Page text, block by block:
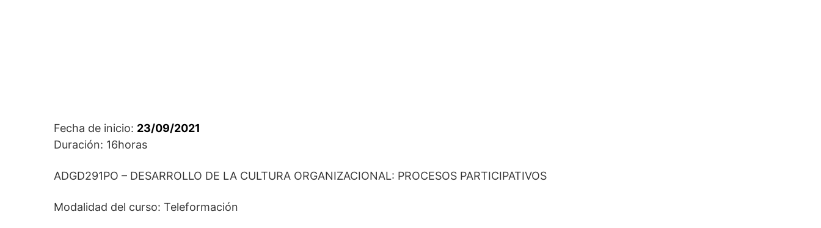
Fecha de inicio: 23/09/2021
Duración: 16horas
ADGD291PO – DESARROLLO DE LA CULTURA ORGANIZACIONAL: PROCESOS PARTICIPATIVOS
Modalidad del curso: Teleformación